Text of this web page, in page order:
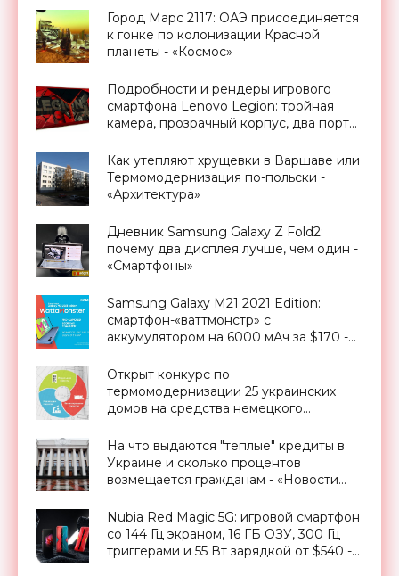
Город Марс 2117: ОАЭ присоединяется
к гонке по колонизации Красной
планеты - «Космос»
Подробности и рендеры игрового
смартфона Lenovo Legion: тройная
камера, прозрачный корпус, два порта
«Смартфоны»
Как утепляют хрущевки в Варшаве или
Термомодернизация по-польски -
«Архитектура»
Дневник Samsung Galaxy Z Fold2:
почему два дисплея лучше, чем один -
«Смартфоны»
Samsung Galaxy M21 2021 Edition:
смартфон-«ваттмонстр» с
аккумулятором на 6000 мАч за $170 -
Открыт конкурс по
термомодернизации 25 украинских
домов на средства немецкого
Электроники»
На что выдаются "теплые" кредиты в
Украине и сколько процентов
возмещается гражданам - «Новости
Nubia Red Magic 5G: игровой смартфон
со 144 Гц экраном, 16 ГБ ОЗУ, 300 Гц
триггерами и 55 Вт зарядкой от $540 -